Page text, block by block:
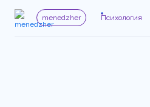
menedzher Психология